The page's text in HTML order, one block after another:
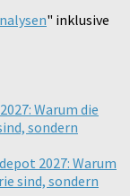
" inklusive
Warum die
sondern
2027: Warum
sind, sondern